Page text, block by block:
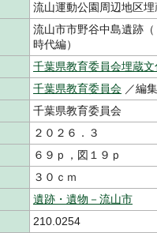
流山運動公園周辺地区
流山市市野谷中島遺跡
時代編）
千葉県教育委員会埋蔵
千葉県教育委員会 ／編集
千葉県教育委員会
２０２６．３
６９ｐ，図１９ｐ
３０ｃｍ
遺跡・遺物－流山市
210.0254